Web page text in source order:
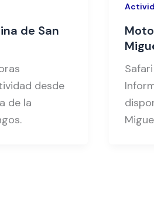
de San
desde
de la